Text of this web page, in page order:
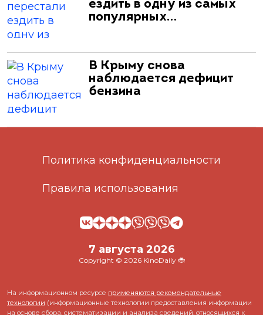
ездить в одну из самых
популярных…
В Крыму снова
наблюдается дефицит
бензина
Политика конфиденциальности
Правила использования
7 августа 2026
Copyright © 2026 KinoDaily 🐞
На информационном ресурсе применяются рекомендательные
технологии (информационные технологии предоставления информации
на основе сбора, систематизации и анализа сведений, относящихся к